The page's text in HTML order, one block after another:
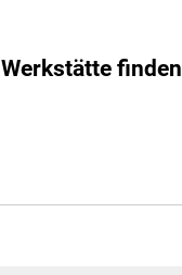
Werkstätte finden